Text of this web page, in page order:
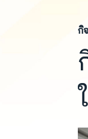
กิ